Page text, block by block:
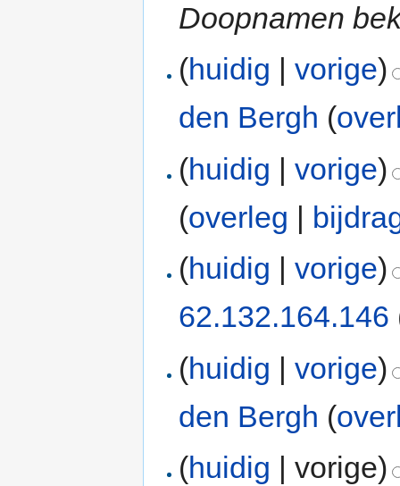
Doopnamen
(huidig |vorige)
den Bergh (
(huidig |vorige)
(overleg |
(huidig |vorige)
62.132.164.146
(huidig |vorige)
den Bergh (
(huidig | vorige)